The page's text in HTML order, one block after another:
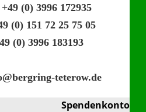
(0) 3996 172935
(0) 151 72 25 75 05
(0) 3996 183193
teterow.de
Spendenkonto